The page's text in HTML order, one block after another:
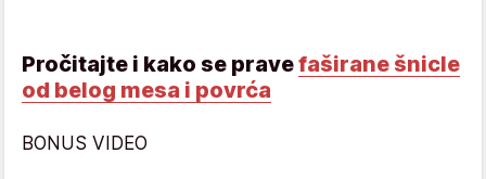
Pročitajte i kako se pravefaširane šnicle
od belog mesa i povrća
BONUS VIDEO